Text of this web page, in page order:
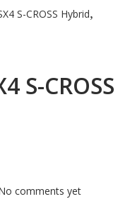
S-CROSS Hybrid,
S-CROSS
comments yet